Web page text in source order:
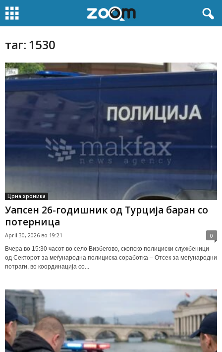
таг: 1530
Црна хроника
Уапсен 26-годишник од Турција баран со
потерница
April 30, 2026 во 19:21 0
Вчера во 15:30 часот во село Визбегово, скопско полициски службеници
од Секторот за меѓународна полициска соработка – Отсек за меѓународни
потраги, во координација со...